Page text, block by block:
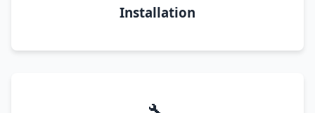
Installation